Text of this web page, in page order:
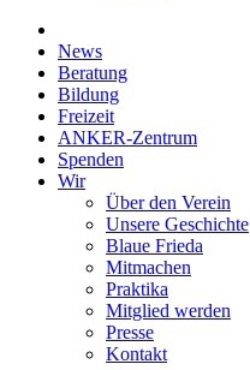
News
Beratung
Bildung
Freizeit
ANKER-Zentrum
Spenden
Wir
Über den Verein
Unsere Geschichte
Blaue Frieda
Mitmachen
Praktika
Mitglied werden
Presse
Kontakt